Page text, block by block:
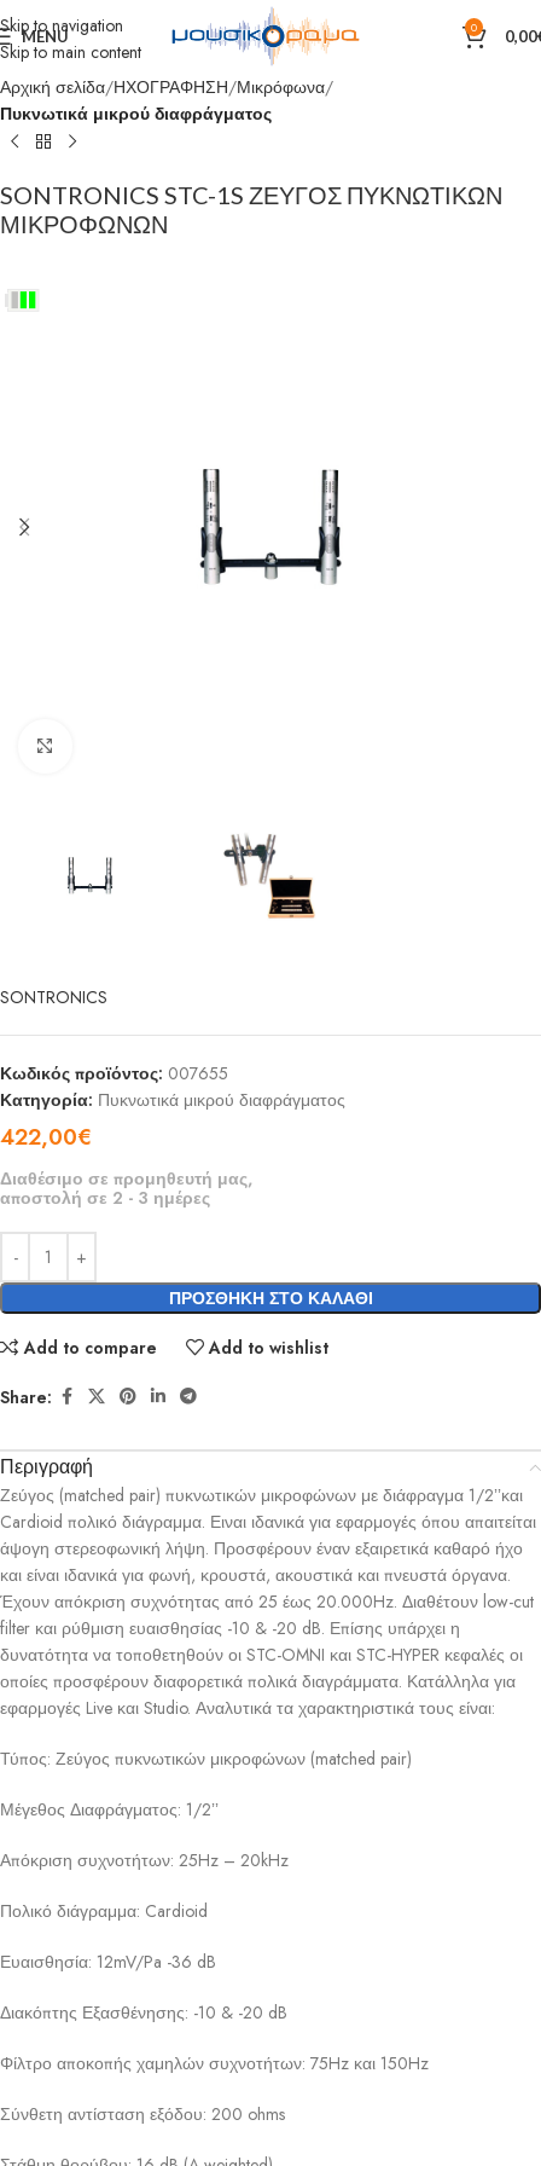
Skip to navigation
Skip to main content
MENU 0 0,00
Αρχική σελίδα ΗΧΟΓΡΑΦΗΣΗ Μικρόφωνα
Πυκνωτικά μικρού διαφράγματος
SONTRONICS STC-1S ΖΕΥΓΟΣ ΠΥΚΝΩΤΙΚΩΝ
ΜΙΚΡΟΦΩΝΩΝ
SONTRONICS
Κωδικός προϊόντος: 007655
Κατηγορία: Πυκνωτικά μικρού διαφράγματος
422,00€
Διαθέσιμο σε προμηθευτή μας,
αποστολή σε 2 - 3 ημέρες
ΠΡΟΣΘΉΚΗ ΣΤΟ ΚΑΛΆΘΙ
Add to compare Add to wishlist
Share:
Περιγραφή
Ζεύγος (matched pair) πυκνωτικών μικροφώνων με διάφραγμα 1/2ʼʼκαι
Cardioid πολικό διάγραμμα. Ειναι ιδανικά για εφαρμογές όπου απαιτείται
άψογη στερεοφωνική λήψη. Προσφέρουν έναν εξαιρετικά καθαρό ήχο
και είναι ιδανικά για φωνή, κρουστά, ακουστικά και πνευστά όργανα.
Έχουν απόκριση συχνότητας από 25 έως 20.000Hz. Διαθέτουν low-cut
filter και ρύθμιση ευαισθησίας -10 & -20 dB. Επίσης υπάρχει η
δυνατότητα να τοποθετηθούν οι STC-OMNI και STC-HYPER κεφαλές οι
οποίες προσφέρουν διαφορετικά πολικά διαγράμματα. Κατάλληλα για
εφαρμογές Live και Studio. Αναλυτικά τα χαρακτηριστικά τους είναι:
Τύπος: Ζεύγος πυκνωτικών μικροφώνων (matched pair)
Μέγεθος Διαφράγματος: 1/2ʼʼ
Απόκριση συχνοτήτων: 25Hz – 20kHz
Πολικό διάγραμμα: Cardioid
Ευαισθησία: 12mV/Pa -36 dB
Διακόπτης Εξασθένησης: -10 & -20 dB
Φίλτρο αποκοπής χαμηλών συχνοτήτων: 75Hz και 150Hz
Σύνθετη αντίσταση εξόδου: 200 ohms